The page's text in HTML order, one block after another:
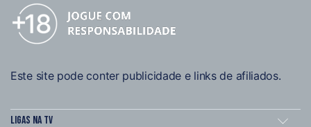
Este site pode conter publicidade e links de afiliados.
Ligas na TV